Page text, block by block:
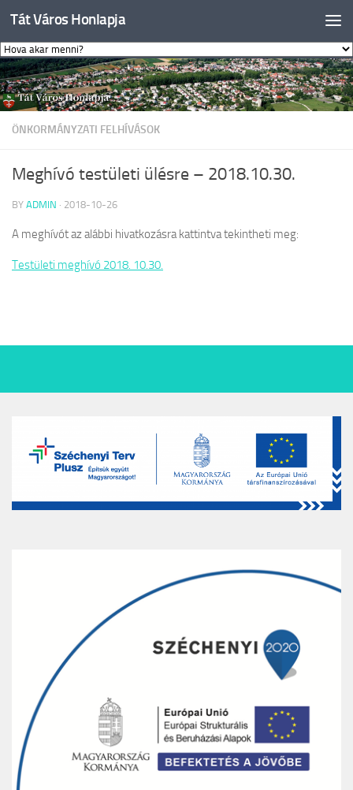
Skip to content
Tát Város Honlapja
ÖNKORMÁNYZATI FELHÍVÁSOK
Meghívó testületi ülésre – 2018.10.30.
BY ADMIN · 2018-10-26
A meghívót az alábbi hivatkozásra kattintva tekintheti meg:
Testületi meghívó 2018. 10.30.